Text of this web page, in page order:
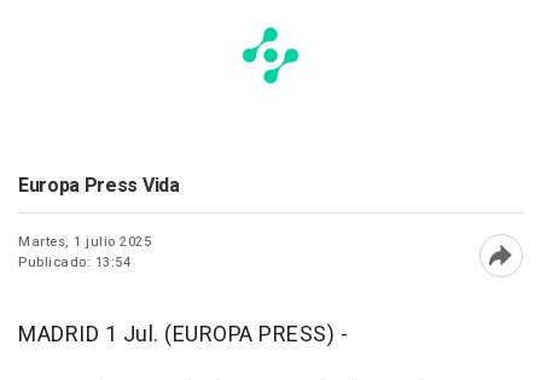
Europa Press Vida
Martes, 1 julio 2025
Publicado: 13:54
MADRID 1 Jul. (EUROPA PRESS) -